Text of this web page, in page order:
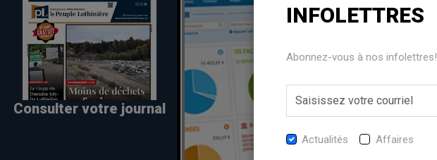
Consulter votre journal
INFOLETTRES
Abonnez-vous à nos infolettres!
Actualités Affaires